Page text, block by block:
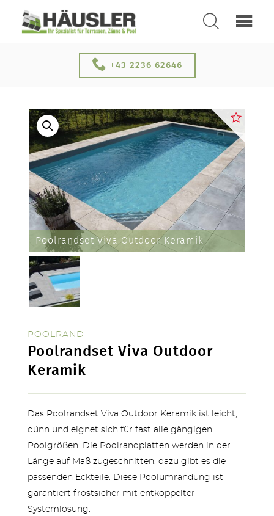
SUCHEN
SERVICE & NEUHEITEN
+43 2236 62646
Poolrandset Viva Outdoor Keramik
POOLRAND
Poolrandset Viva Outdoor
Keramik
Das Poolrandset Viva Outdoor Keramik ist leicht,
dünn und eignet sich für fast alle gängigen
Poolgrößen. Die Poolrandplatten werden in der
Länge auf Maß zugeschnitten, dazu gibt es die
passenden Eckteile. Diese Poolumrandung ist
garantiert frostsicher mit entkoppelter
Systemlösung.